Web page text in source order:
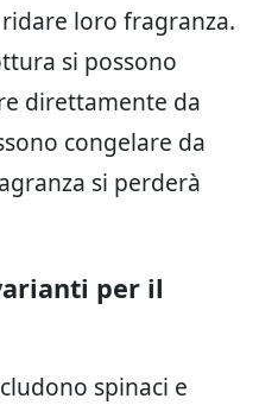
loro fragranza.
si possono
direttamente da
congelare da
si perderà
per il
spinaci e